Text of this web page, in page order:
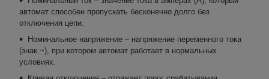
автомат способен пропускать бесконечно долго без
отключения цепи.
Номинальное напряжение – напряжение переменного тока
(знак ~), при котором автомат работает в нормальных
условиях.